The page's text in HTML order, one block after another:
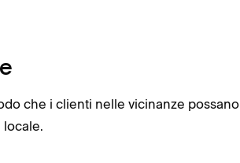
che i clienti nelle vicinanze possano